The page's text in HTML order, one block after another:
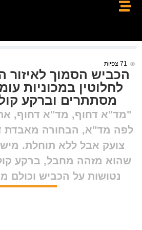
71צפיות
הכביש הסמוך לאיזור
לחלוטין במכוניות
מסתתרים וברקע
"מד"א דחוף, מד"א דחוף,
לפה מד"א, הבחורה מאבדת
צועק אבל ללא תוחלת.
שהוא מזהה מחבל, ברקע
נטושות על הכביש וכולם